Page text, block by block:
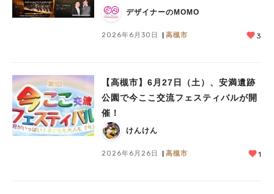
ト」も来場！
デザイナーのMOMO
2026年6月30日 高槻市 3
【高槻市】6月27日（土）、安満遺跡
公園で今ここ交流フェスティバルが開
催！
けんけん
2026年6月26日 高槻市 1